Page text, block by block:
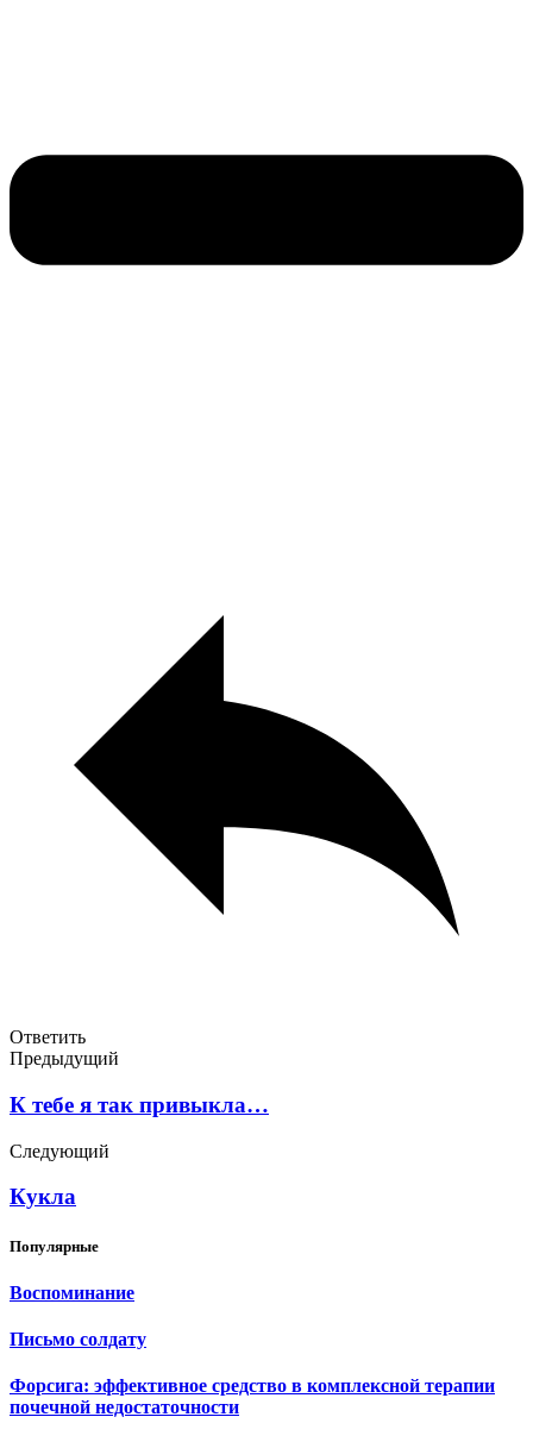
Ответить
Предыдущий
К тебе я так привыкла…
Следующий
Кукла
Популярные
Воспоминание
Письмо солдату
Форсига: эффективное средство в комплексной терапии
почечной недостаточности